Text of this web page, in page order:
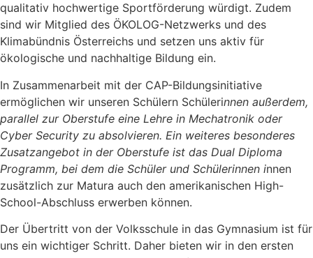
qualitativ hochwertige Sportförderung würdigt. Zudem
sind wir Mitglied des ÖKOLOG-Netzwerks und des
Klimabündnis Österreichs und setzen uns aktiv für
ökologische und nachhaltige Bildung ein.
In Zusammenarbeit mit der CAP-Bildungsinitiative
ermöglichen wir unseren Schülern Schülerinnen außerdem,
parallel zur Oberstufe eine Lehre in Mechatronik oder
Cyber Security zu absolvieren. Ein weiteres besonderes
Zusatzangebot in der Oberstufe ist das Dual Diploma
Programm, bei dem die Schüler und Schülerinnen innen
zusätzlich zur Matura auch den amerikanischen High-
School-Abschluss erwerben können.
Der Übertritt von der Volksschule in das Gymnasium ist für
uns ein wichtiger Schritt. Daher bieten wir in den ersten